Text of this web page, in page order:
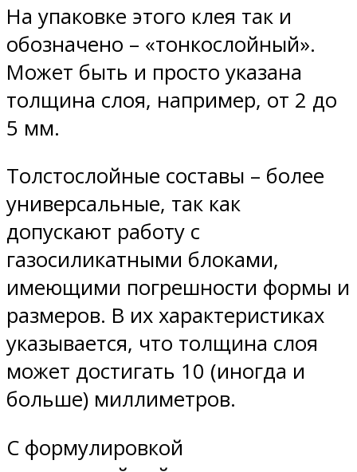
На упаковке этого клея так и
обозначено – «тонкослойный».
Может быть и просто указана
толщина слоя, например, от 2 до
5 мм.
Толстослойные составы – более
универсальные, так как
допускают работу с
газосиликатными блоками,
имеющими погрешности формы и
размеров. В их характеристиках
указывается, что толщина слоя
может достигать 10 (иногда и
больше) миллиметров.
С формулировкой